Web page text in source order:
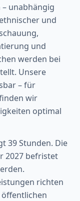
unabhängig
und
und
werden bei
Unsere
– für
wir
optimal
39 Stunden. Die
2027 befristet
richten